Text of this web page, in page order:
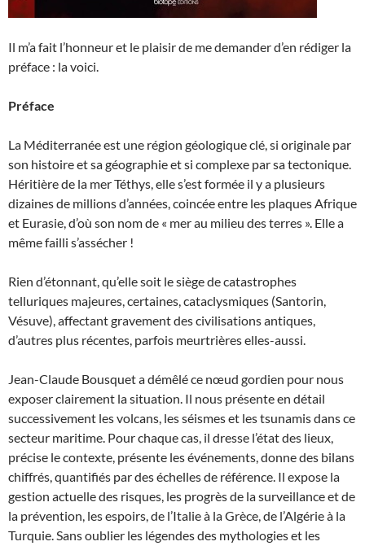
Il m’a fait l’honneur et le plaisir de me demander d’en rédiger la
préface : la voici.
Préface
La Méditerranée est une région géologique clé, si originale par
son histoire et sa géographie et si complexe par sa tectonique.
Héritière de la mer Téthys, elle s’est formée il y a plusieurs
dizaines de millions d’années, coincée entre les plaques Afrique
et Eurasie, d’où son nom de « mer au milieu des terres ». Elle a
même failli s’assécher !
Rien d’étonnant, qu’elle soit le siège de catastrophes
telluriques majeures, certaines, cataclysmiques (Santorin,
Vésuve), affectant gravement des civilisations antiques,
d’autres plus récentes, parfois meurtrières elles-aussi.
Jean-Claude Bousquet a démêlé ce nœud gordien pour nous
exposer clairement la situation. Il nous présente en détail
successivement les volcans, les séismes et les tsunamis dans ce
secteur maritime. Pour chaque cas, il dresse l’état des lieux,
précise le contexte, présente les événements, donne des bilans
chiffrés, quantifiés par des échelles de référence. Il expose la
gestion actuelle des risques, les progrès de la surveillance et de
la prévention, les espoirs, de l’Italie à la Grèce, de l’Algérie à la
Turquie. Sans oublier les légendes des mythologies et les